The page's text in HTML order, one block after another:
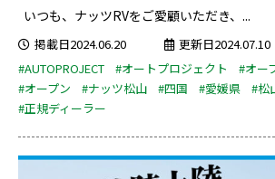
いつも、ナッツRVをご愛顧いただき、...
掲載日2024.06.20
更新日2024.07.10
#AUTOPROJECT
#オートプロジェクト
#オー
#オープン
#ナッツ松山 #四国 #愛媛県
#松
#正規ディーラー